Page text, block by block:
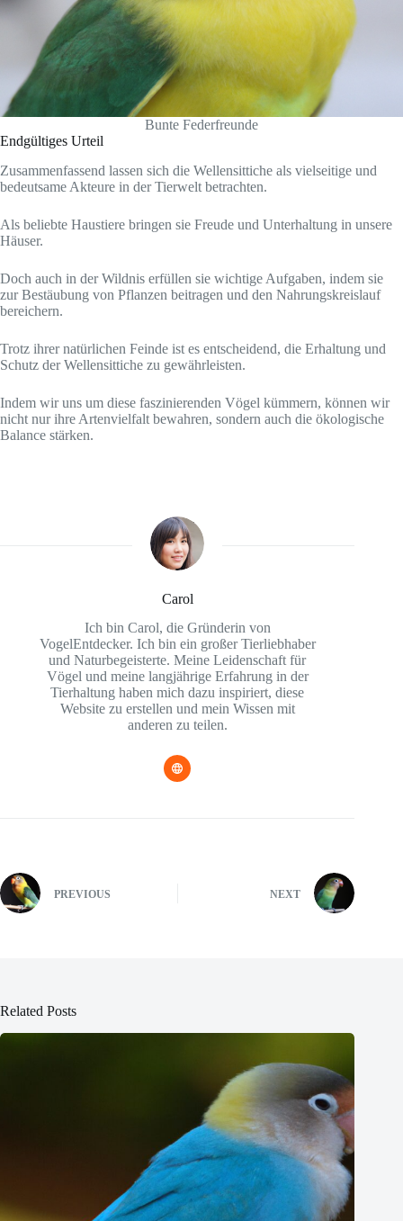
Bunte Federfreunde
Endgültiges Urteil
Zusammenfassend lassen sich die Wellensittiche als vielseitige und
bedeutsame Akteure in der Tierwelt betrachten.
Als beliebte Haustiere bringen sie Freude und Unterhaltung in unsere
Häuser.
Doch auch in der Wildnis erfüllen sie wichtige Aufgaben, indem sie
zur Bestäubung von Pflanzen beitragen und den Nahrungskreislauf
bereichern.
Trotz ihrer natürlichen Feinde ist es entscheidend, die Erhaltung und
Schutz der Wellensittiche zu gewährleisten.
Indem wir uns um diese faszinierenden Vögel kümmern, können wir
nicht nur ihre Artenvielfalt bewahren, sondern auch die ökologische
Balance stärken.
Carol
Ich bin Carol, die Gründerin von
VogelEntdecker. Ich bin ein großer Tierliebhaber
und Naturbegeisterte. Meine Leidenschaft für
Vögel und meine langjährige Erfahrung in der
Tierhaltung haben mich dazu inspiriert, diese
Website zu erstellen und mein Wissen mit
anderen zu teilen.
PREVIOUS NEXT
Related Posts